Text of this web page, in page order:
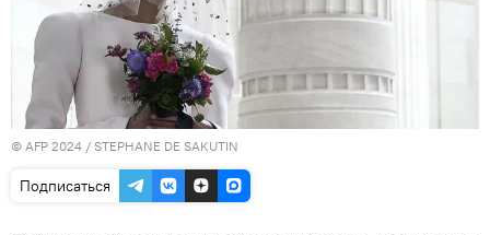
© AFP 2024 / STEPHANE DE SAKUTIN
Подписаться